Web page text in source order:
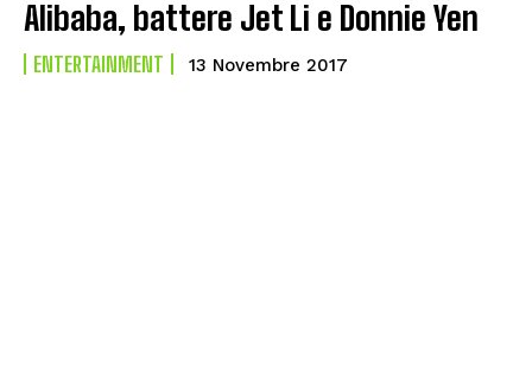
Alibaba, battere Jet Li e Donnie Yen
ENTERTAINMENT 13 Novembre 2017